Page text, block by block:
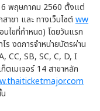
6 พฤษภาคม 2560 ตั้งแต่
าขา และ ทางเว็บไซต์ww
นไขที่กำหนด) โดยวันแรก
ร งดการจำหน่ายบัตรผ่าน
CC, SB, SC, C, D, I
ตเมเจอร์ 14 สาขาหลัก